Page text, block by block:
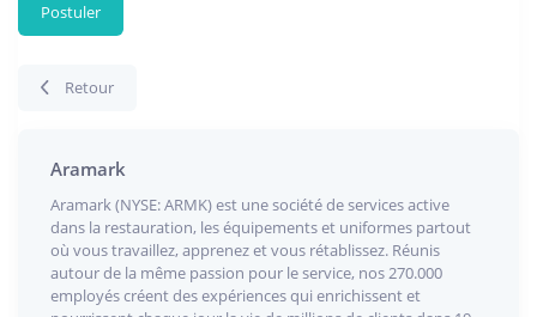
Postuler
Retour
Aramark
Aramark (NYSE: ARMK) est une société de services active
dans la restauration, les équipements et uniformes partout
où vous travaillez, apprenez et vous rétablissez. Réunis
autour de la même passion pour le service, nos 270.000
employés créent des expériences qui enrichissent et